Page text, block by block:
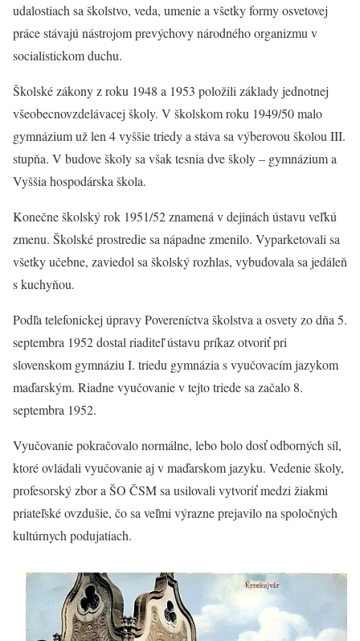
udalostiach sa školstvo, veda, umenie a všetky formy osvetovej
práce stávajú nástrojom prevýchovy národného organizmu v
socialistickom duchu.
Školské zákony z roku 1948 a 1953 položili základy jednotnej
všeobecnovzdelávacej školy. V školskom roku 1949/50 malo
gymnázium už len 4 vyššie triedy a stáva sa výberovou školou III.
stupňa. V budove školy sa však tesnia dve školy – gymnázium a
Vyššia hospodárska škola.
Konečne školský rok 1951/52 znamená v dejinách ústavu veľkú
zmenu. Školské prostredie sa nápadne zmenilo. Vyparketovali sa
všetky učebne, zaviedol sa školský rozhlas, vybudovala sa jedáleň
s kuchyňou.
Podľa telefonickej úpravy Povereníctva školstva a osvety zo dňa 5.
septembra 1952 dostal riaditeľ ústavu príkaz otvoriť pri
slovenskom gymnáziu I. triedu gymnázia s vyučovacím jazykom
maďarským. Riadne vyučovanie v tejto triede sa začalo 8.
septembra 1952.
Vyučovanie pokračovalo normálne, lebo bolo dosť odborných síl,
ktoré ovládali vyučovanie aj v maďarskom jazyku. Vedenie školy,
profesorský zbor a ŠO ČSM sa usilovali vytvoriť medzi žiakmi
priateľské ovzdušie, čo sa veľmi výrazne prejavilo na spoločných
kultúrnych podujatiach.